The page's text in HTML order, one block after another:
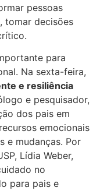
pessoas
tomar decisões
para
Na sexta-feira,
e resiliência
e pesquisador,
dos pais em
emocionais
e mudanças. Por
Lídia Weber,
no
para pais e